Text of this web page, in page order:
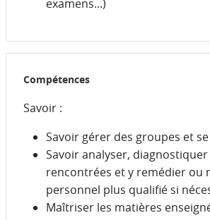
examens...)
Compétences
Savoir :
Savoir gérer des groupes et
Savoir analyser,
rencontrées et y remédier ou
personnel plus qualifié si
Maîtriser les matières